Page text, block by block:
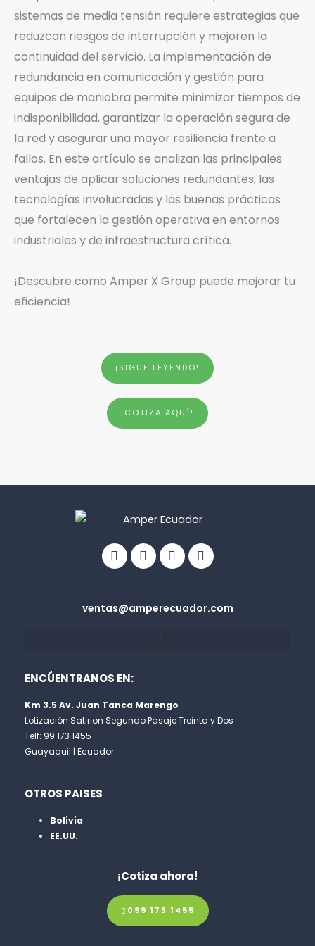
sistemas de media tensión requiere estrategias que
reduzcan riesgos de interrupción y mejoren la
continuidad del servicio. La implementación de
redundancia en comunicación y gestión para
equipos de maniobra permite minimizar tiempos de
indisponibilidad, garantizar la operación segura de
la red y asegurar una mayor resiliencia frente a
fallos. En este artículo se analizan las principales
ventajas de aplicar soluciones redundantes, las
tecnologías involucradas y las buenas prácticas
que fortalecen la gestión operativa en entornos
industriales y de infraestructura crítica.
¡Descubre como Amper X Group puede mejorar tu
eficiencia!
¡SIGUE LEYENDO!
¡COTIZA AQUÍ!
circle
ventas@amperecuador.com
ENCÚENTRANOS EN:
Km 3.5 Av. Juan Tanca Marengo
Lotización Satirion Segundo Pasaje Treinta y Dos
Telf: 99 173 1455
Guayaquil | Ecuador
OTROS PAISES
Bolivia
EE.UU.
¡Cotiza ahora!
099 173 1455